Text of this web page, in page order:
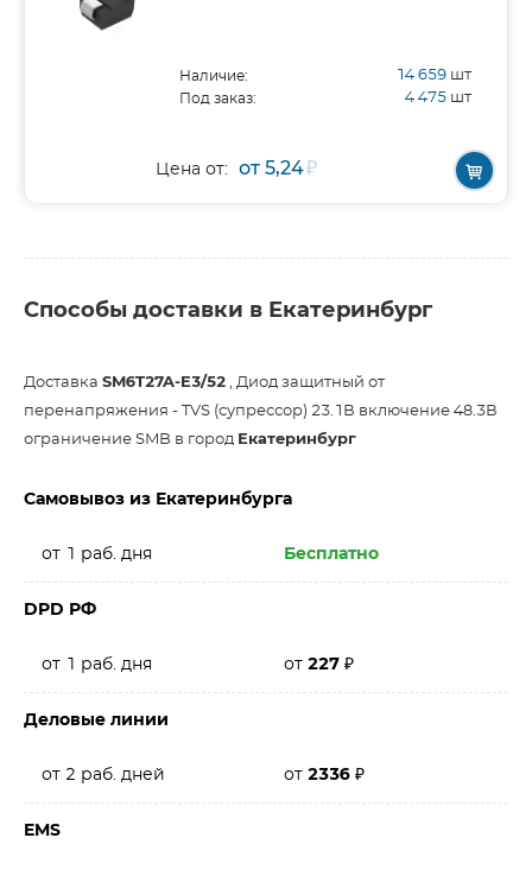
Наличие: 14 659 шт
Под заказ: 4 475 шт
Цена от: от 5,24₽
Способы доставки в Екатеринбург
Доставка SM6T27A-E3/52 , Диод защитный от
перенапряжения - TVS (супрессор) 23.1В включение 48.3В
ограничение SMB в город Екатеринбург
Самовывоз из Екатеринбурга
от 1 раб. дня Бесплатно
DPD РФ
от 1 раб. дня от 227 ₽
Деловые линии
от 2 раб. дней от 2336 ₽
EMS